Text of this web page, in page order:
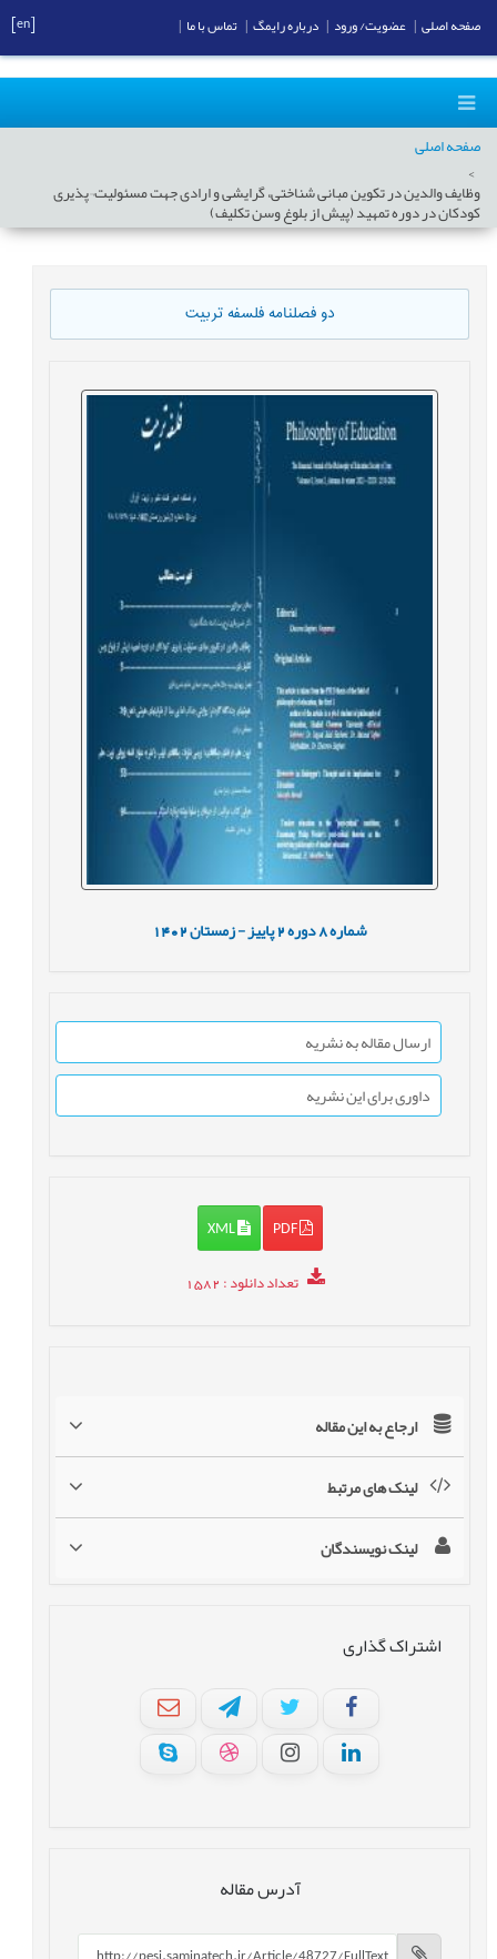
صفحه اصلی
وظایف والدین در تكوین مبانی شناختی، گرایشی و ارادی جهت مسئولیت¬پذیری
كودكان در دوره تمهید (پیش از بلوغ وسن تكلیف)
دو فصلنامه فلسفه تربیت
شماره8 دوره2 پاییز - زمستان1402
ارسال مقاله به نشریه
داوری برای این نشریه
PDF
XML
تعداد دانلود: 1582
ارجاع به این مقاله
لینک های مرتبط
لینک نویسندگان
اشتراک گذاری
آدرس مقاله
صفحه اصلی عضویت/ ورود درباره رایمگ تماس با ما